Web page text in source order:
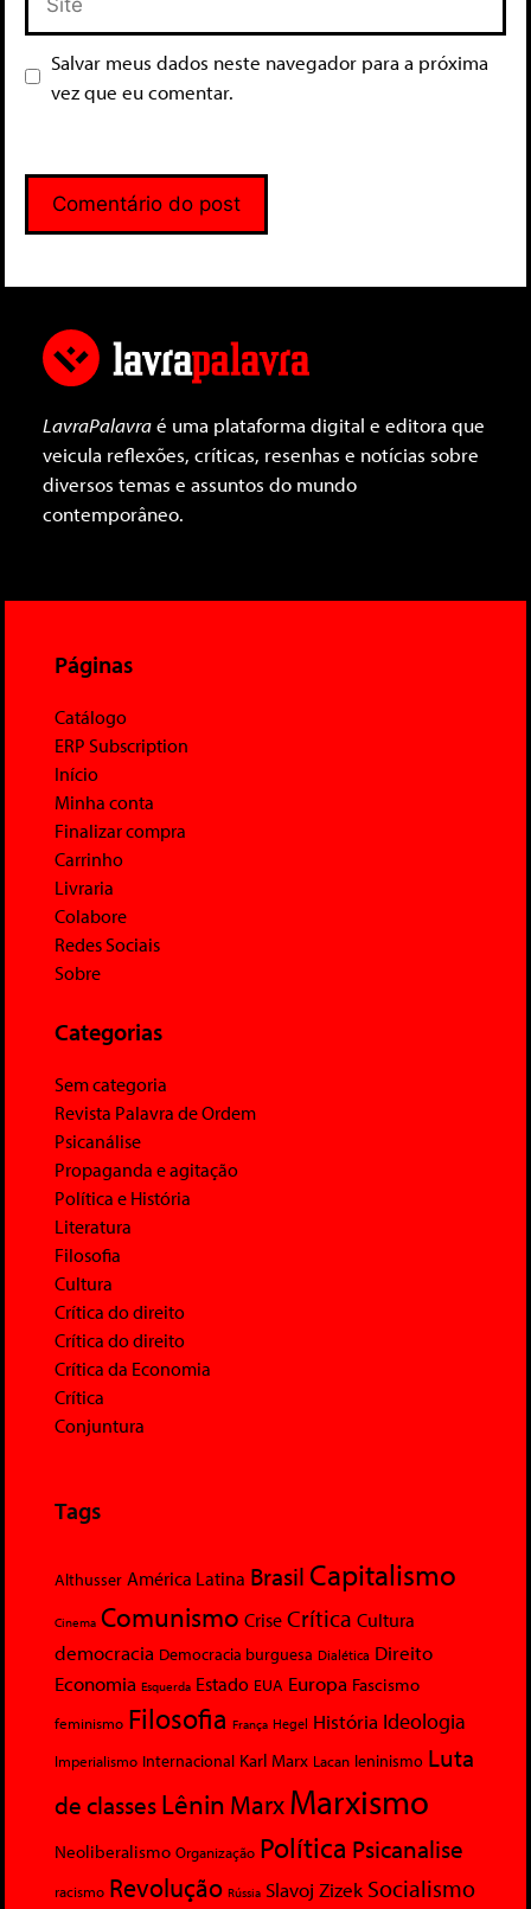
Salvar meus dados neste navegador para a próxima
vez que eu comentar.
LavraPalavraé uma plataforma digital e editora que
veicula reflexões, críticas, resenhas e notícias sobre
diversos temas e assuntos do mundo
contemporâneo.
Páginas
Catálogo
ERP Subscription
Início
Minha conta
Finalizar compra
Carrinho
Livraria
Colabore
Redes Sociais
Sobre
Categorias
Sem categoria
Revista Palavra de Ordem
Psicanálise
Propaganda e agitação
Política e História
Literatura
Filosofia
Cultura
Crítica do direito
Crítica do direito
Crítica da Economia
Crítica
Conjuntura
Tags
Althusser América Latina Brasil Capitalismo
Cinema Comunismo Crise Crítica Cultura
democracia Democracia burguesa Dialética Direito
Economia Esquerda Estado EUA Europa Fascismo
feminismo Filosofia França Hegel História Ideologia
Imperialismo Internacional Karl Marx Lacan leninismo Luta
de classesLênin MarxMarxismo
Neoliberalismo Organização Política Psicanalise
racismo Revolução Rússia Slavoj Zizek Socialismo